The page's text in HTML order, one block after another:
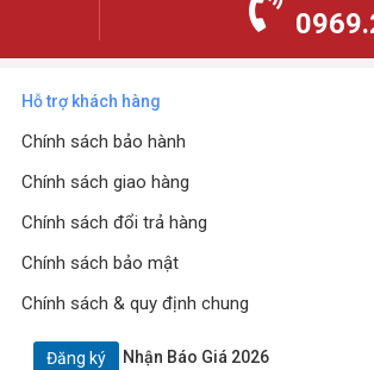
Hỗ trợ khách hàng
Chính sách bảo hành
Chính sách giao hàng
Chính sách đổi trả hàng
Chính sách bảo mật
Chính sách & quy định chung
Đăng ký Nhận Báo Giá 2026